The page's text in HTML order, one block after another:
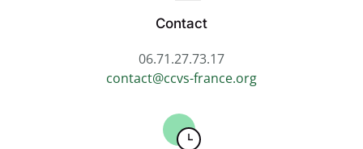
Contact
06.71.27.73.17
contact@ccvs-france.org